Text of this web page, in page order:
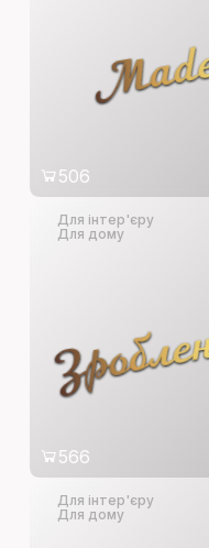
506
Для інтер'єру
Для дому
566
Для інтер'єру
Для дому